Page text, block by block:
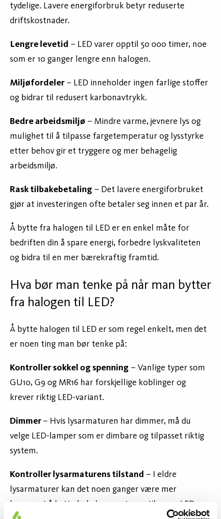
tydelige. Lavere energiforbruk betyr reduserte
driftskostnader.
Lengre levetid – LED varer opptil 50 000 timer, noe
som er 10 ganger lengre enn halogen.
Miljøfordeler – LED inneholder ingen farlige stoffer
og bidrar til redusert karbonavtrykk.
Bedre arbeidsmiljø – Mindre varme, jevnere lys og
mulighet til å tilpasse fargetemperatur og lysstyrke
etter behov gir et tryggere og mer behagelig
arbeidsmiljø.
Rask tilbakebetaling – Det lavere energiforbruket
gjør at investeringen ofte betaler seg innen et par år.
Å bytte fra halogen til LED er en enkel måte for
bedriften din å spare energi, forbedre lyskvaliteten
og bidra til en mer bærekraftig framtid.
Hva bør man tenke på når man bytter
fra halogen til LED?
Å bytte halogen til LED er som regel enkelt, men det
er noen ting man bør tenke på:
Kontroller sokkel og spenning – Vanlige typer som
GU10, G9 og MR16 har forskjellige koblinger og
krever riktig LED-variant.
Dimmer – Hvis lysarmaturen har dimmer, må du
velge LED-lamper som er dimbare og tilpasset riktig
system.
Kontroller lysarmaturens tilstand – I eldre
lysarmaturer kan det noen ganger være mer
lønnsomt å bytte hele lysarmaturen til en ny LED-